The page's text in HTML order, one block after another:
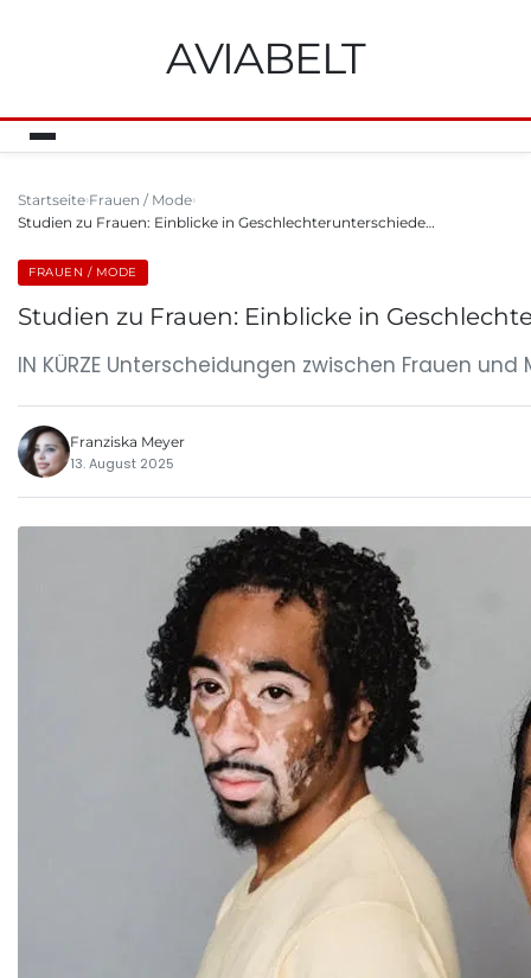
AVIABELT
Startseite Frauen / Mode
Studien zu Frauen: Einblicke in Geschlechterunterschiede…
FRAUEN / MODE
Studien zu Frauen: Einblicke in
IN KÜRZE Unterscheidungen zwischen Frauen
Franziska Meyer
13. August 2025